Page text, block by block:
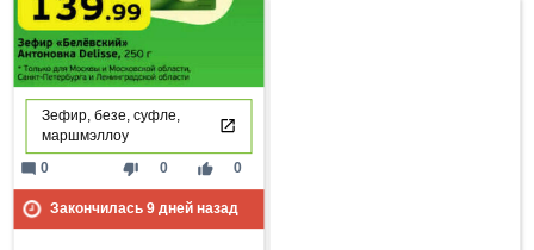
Зефир, безе, суфле,
маршмэллоу
thumb_down 0 thumb_up 0
mode_comment 0
Закончилась 9дней назад